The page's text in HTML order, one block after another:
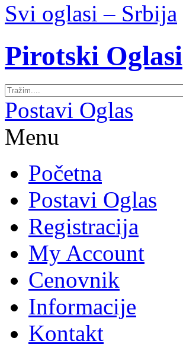
Svi oglasi – Srbija
Pirotski Oglasi
Postavi Oglas
Menu
Početna
Postavi Oglas
Registracija
My Account
Cenovnik
Informacije
Kontakt